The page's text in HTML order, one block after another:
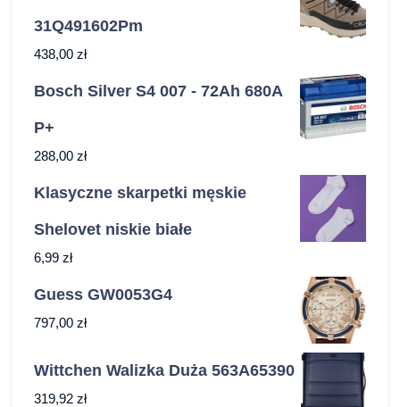
31Q491602Pm
438,00 zł
Bosch Silver S4 007 - 72Ah 680A
P+
288,00 zł
Klasyczne skarpetki męskie
Shelovet niskie białe
6,99 zł
Guess GW0053G4
797,00 zł
Wittchen Walizka Duża 563A65390
319,92 zł